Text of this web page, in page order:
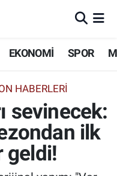
EKONOMİ SPOR
HABERLERI
sevinecek:
ilk
geldi!
Fikstür